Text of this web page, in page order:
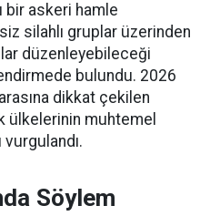
bir askeri hamle
silahlı gruplar üzerinden
düzenleyebileceği
bulundu. 2026
dikkat çekilen
ülkelerinin muhtemel
Söylem